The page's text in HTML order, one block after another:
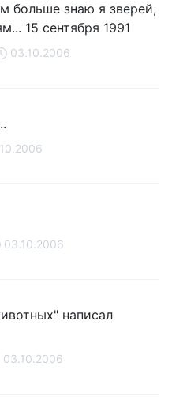
больше знаю я зверей,
15 сентября 1991
03.10.2006
03.10.2006
написал
03.10.2006